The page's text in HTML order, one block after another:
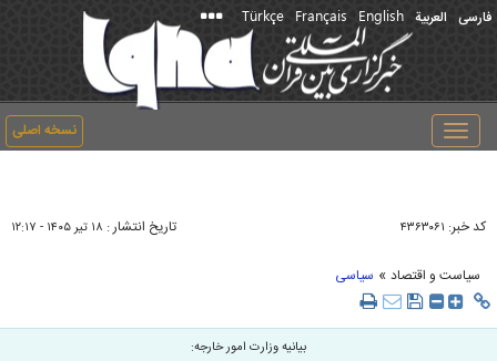
فارسی العربیة English
Français
Türkçe
نسخه اصلی
Toggle
navigation
کد خبر: ۴۳۶۳۰۶۱ تاریخ انتشار : ۱۸ تير ۱۴۰۵ - ۱۲:۱۷
سیاست و اقتصاد » سیاسی
بیانیه وزارت امور خارجه: